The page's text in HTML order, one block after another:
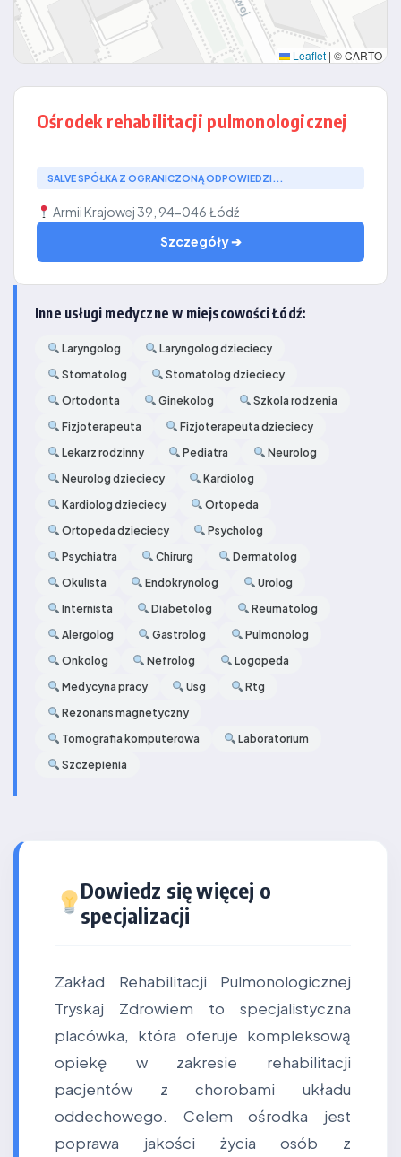
Leaflet | © CARTO
Ośrodek rehabilitacji pulmonologicznej
SALVE SPÓŁKA Z OGRANICZONĄ ODPOWIEDZI...
Armii Krajowej 39, 94-046 Łódź
Szczegóły ➔
Inne usługi medyczne w miejscowości Łódź:
Laryngolog
Laryngolog dzieciecy
Stomatolog
Stomatolog dzieciecy
Ortodonta
Ginekolog
Szkola rodzenia
Fizjoterapeuta
Fizjoterapeuta dzieciecy
Lekarz rodzinny
Pediatra
Neurolog
Neurolog dzieciecy
Kardiolog
Kardiolog dzieciecy
Ortopeda
Ortopeda dzieciecy
Psycholog
Psychiatra
Chirurg
Dermatolog
Okulista
Endokrynolog
Urolog
Internista
Diabetolog
Reumatolog
Alergolog
Gastrolog
Pulmonolog
Onkolog
Nefrolog
Logopeda
Medycyna pracy
Usg
Rtg
Rezonans magnetyczny
Tomografia komputerowa
Laboratorium
Szczepienia
Dowiedz się więcej o
specjalizacji
Zakład Rehabilitacji Pulmonologicznej
Tryskaj Zdrowiem to specjalistyczna
placówka, która oferuje kompleksową
opiekę w zakresie rehabilitacji
pacjentów z chorobami układu
oddechowego. Celem ośrodka jest
poprawa jakości życia osób z